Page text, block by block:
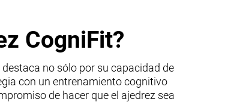
CogniFit?
no sólo por su capacidad de
con un entrenamiento cognitivo
de hacer que el ajedrez sea